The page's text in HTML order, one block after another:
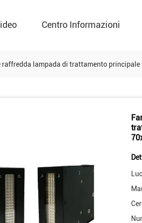
Centro Informazioni
raffredda lampada di trattamento